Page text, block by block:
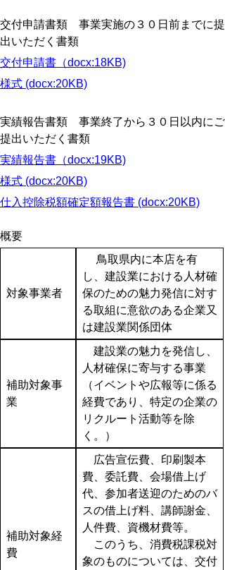
交付申請書類 事業実施の３０日前までに提
出いただく書類
交付申請書（docx:18KB)
様式 (docx:20KB)
実績報告書類 事業終了から３０日以内にご
提出いただく書類
実績報告書（docx:19KB)
様式 (docx:20KB)
仕入控除税額確定額報告書 (docx:20KB)
概要
対象事業者
鳥取県内に本店を有
し、建設業における人材確
保のための魅力発信に対す
る取組に意欲のある企業又
は建設業関係団体
補助対象事
業
建設業の魅力を発信し、
人材確保に寄与する事業
（イベントや広報等に係る
経費であり、特定の企業の
リクルート活動等を除
く。）
補助対象経
費
広告宣伝費、印刷製本
費、委託費、会場借上げ
代、参加者送迎のためのバ
スの借上げ料、講師謝金、
人件費、資機材費等。
このうち、消費税課税対
象のものについては、交付